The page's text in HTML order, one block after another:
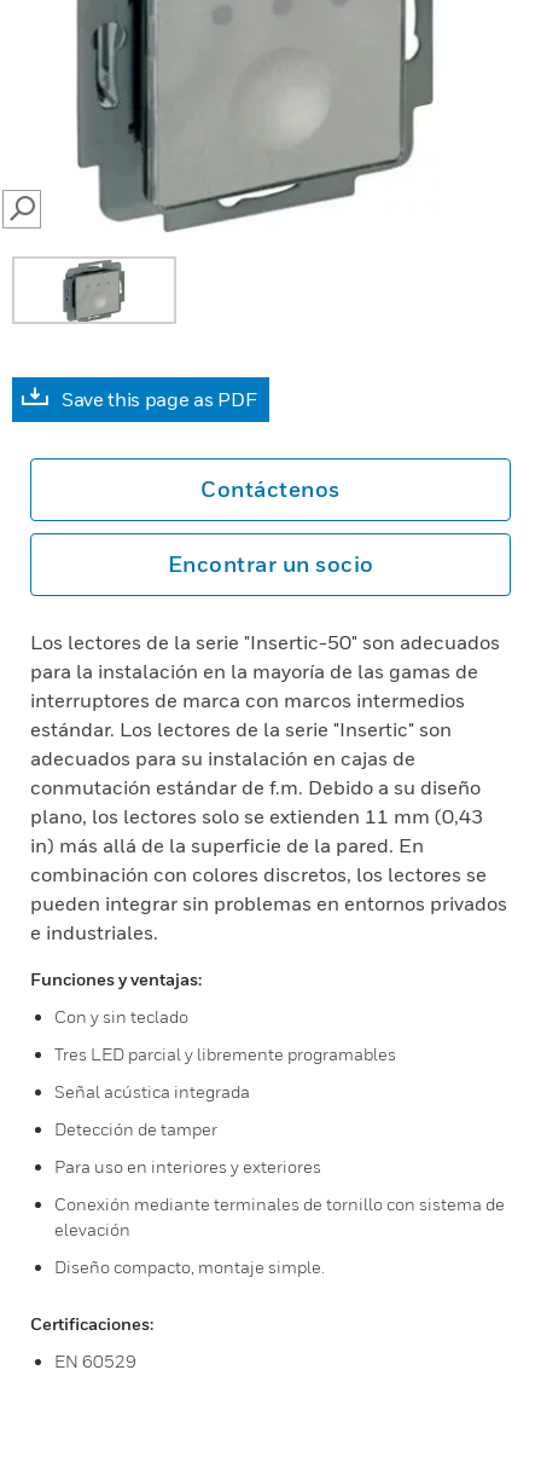
SEARCH
Save this page as PDF
Contáctenos
Encontrar un socio
Los lectores de la serie "Insertic-50" son adecuados
para la instalación en la mayoría de las gamas de
interruptores de marca con marcos intermedios
estándar. Los lectores de la serie "Insertic" son
adecuados para su instalación en cajas de
conmutación estándar de f.m. Debido a su diseño
plano, los lectores solo se extienden 11 mm (0,43
in) más allá de la superficie de la pared. En
combinación con colores discretos, los lectores se
pueden integrar sin problemas en entornos privados
e industriales.
Funciones y ventajas:
Con y sin teclado
Tres LED parcial y libremente programables
Señal acústica integrada
Detección de tamper
Para uso en interiores y exteriores
Conexión mediante terminales de tornillo con sistema de
elevación
Diseño compacto, montaje simple.
Certificaciones:
EN 60529